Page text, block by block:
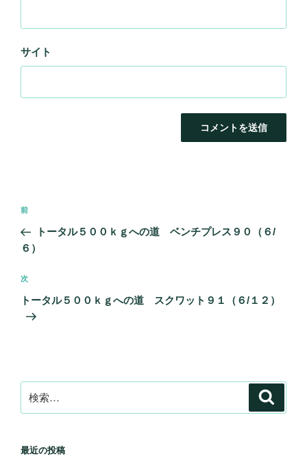
サイト
投
ナ
ゲ
ー
シ
前
の
投
前
トータル５００ｋｇへの道 ベンチプレス９０（６/
６）
次
の
次
トータル５００ｋｇへの道 スクワット９１（６/１２）
索:
最近の投稿